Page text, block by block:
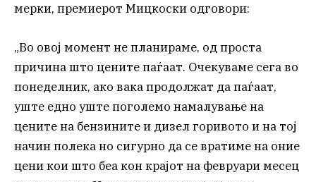
мерки, премиерот Мицкоски одговори:
„Во овој момент не планираме, од проста
причина што цените паѓаат. Очекуваме сега во
понеделник, ако вака продолжат да паѓаат,
уште едно уште поголемо намалување на
цените на бензините и дизел горивото и на тој
начин полека но сигурно да се вратиме на оние
цени кои што беа кон крајот на февруари месец